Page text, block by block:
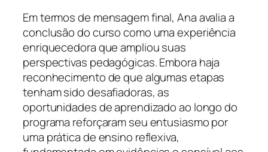
Em termos de mensagem final, Ana avalia a
conclusão do curso como uma experiência
enriquecedora que ampliou suas
perspectivas pedagógicas. Embora haja
reconhecimento de que algumas etapas
tenham sido desafiadoras, as
oportunidades de aprendizado ao longo do
programa reforçaram seu entusiasmo por
uma prática de ensino reflexiva,